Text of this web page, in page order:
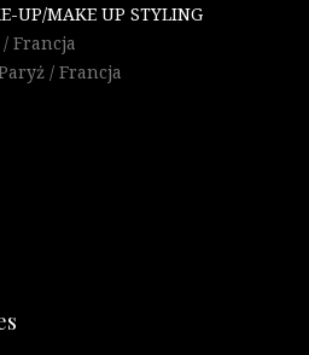
UP/MAKE UP STYLING
Francja
/ Francja